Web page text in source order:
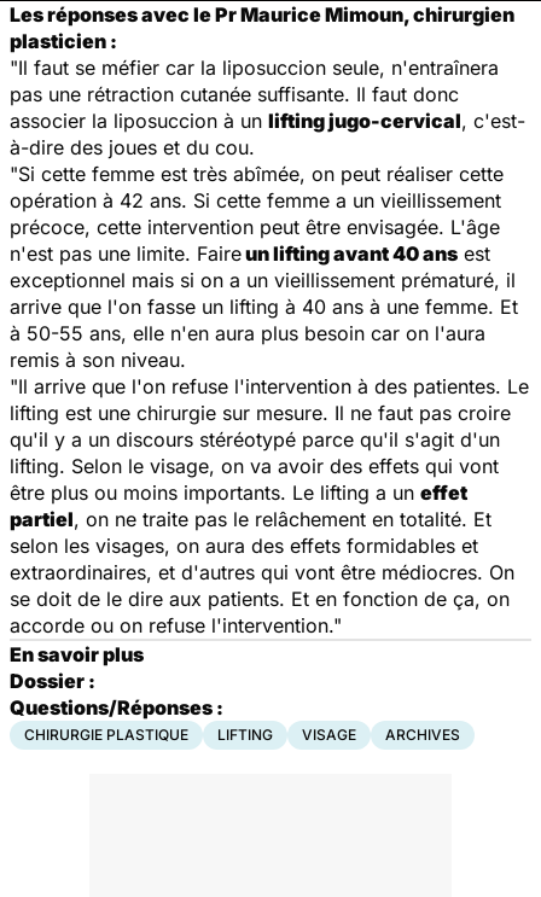
Les réponses avec le Pr Maurice Mimoun, chirurgien
plasticien :
"Il faut se méfier car la liposuccion seule, n'entraînera
pas une rétraction cutanée suffisante. Il faut donc
associer la liposuccion à un lifting jugo-cervical, c'est-
à-dire des joues et du cou.
"Si cette femme est très abîmée, on peut réaliser cette
opération à 42 ans. Si cette femme a un vieillissement
précoce, cette intervention peut être envisagée. L'âge
n'est pas une limite. Faireun lifting avant 40 ans est
exceptionnel mais si on a un vieillissement prématuré, il
arrive que l'on fasse un lifting à 40 ans à une femme. Et
à 50-55 ans, elle n'en aura plus besoin car on l'aura
remis à son niveau.
"Il arrive que l'on refuse l'intervention à des patientes. Le
lifting est une chirurgie sur mesure. Il ne faut pas croire
qu'il y a un discours stéréotypé parce qu'il s'agit d'un
lifting. Selon le visage, on va avoir des effets qui vont
être plus ou moins importants. Le lifting a un effet
partiel, on ne traite pas le relâchement en totalité. Et
selon les visages, on aura des effets formidables et
extraordinaires, et d'autres qui vont être médiocres. On
se doit de le dire aux patients. Et en fonction de ça, on
accorde ou on refuse l'intervention."
En savoir plus
Dossier :
Questions/Réponses :
CHIRURGIE PLASTIQUE LIFTING VISAGE ARCHIVES